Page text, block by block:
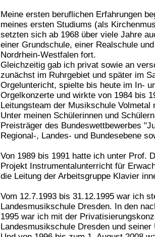
Meine ersten beruflichen Erfahrungen
meines ersten Studiums (als
setzten sich ab 1968 über viele Jahre
einer Grundschule, einer Realschule
Nordrhein-Westfalen fort.
Gleichzeitig gab ich privat sowie an
zunächst im Ruhrgebiet und später im
Orgeluntericht, spielte bis heute im In-
Orgelkonzerte und wirkte von 1984 bis
Leitungsteam der Musikschule Volmetal
Unter meinen Schülerinnen und
Preisträger des Bundeswettbewerbes
Regional-, Landes- und Bundesebene
Von 1989 bis 1991 hatte ich unter Prof.
Projekt Instrumentalunterricht für
die Leitung der Arbeitsgruppe Klavier
Vom 12.7.1993 bis 31.12.1995 war ich
Landesmusikschule Dresden. In den
1995 war ich mit der
Landesmusikschule Dresden und